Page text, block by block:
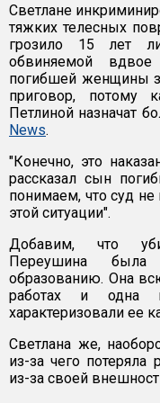
Светлане
тяжких телесных
грозило 15 лет
обвиняемой
погибшей женщины
приговор, потому
Петлиной назначат
News.
"Конечно, это
рассказал сын
понимаем, что суд
этой ситуации".
Добавим, что
Переушина была
образованию. Она
работах и одна
характеризовали ее
Светлана же,
из-за чего потеряла
из-за своей